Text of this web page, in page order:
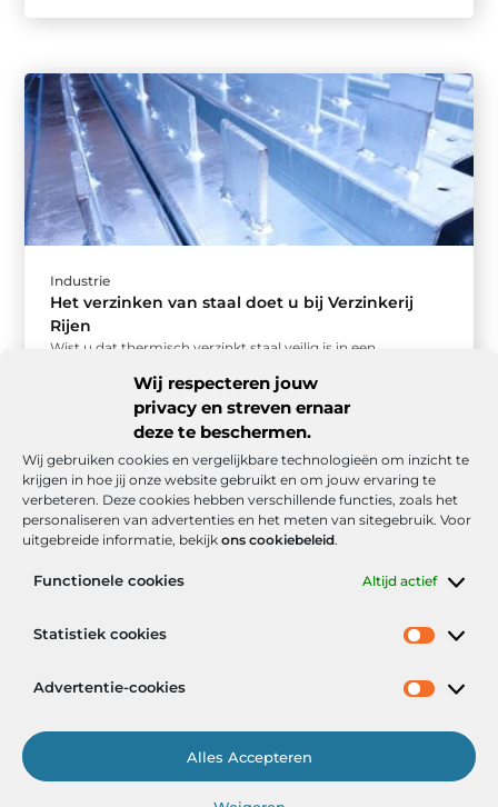
Wij respecteren jouw
privacy en streven ernaar
deze te beschermen.
Wij gebruiken cookies en vergelijkbare technologieën om inzicht te
krijgen in hoe jij onze website gebruikt en om jouw ervaring te
verbeteren. Deze cookies hebben verschillende functies, zoals het
personaliseren van advertenties en het meten van sitegebruik. Voor
uitgebreide informatie, bekijk ons cookiebeleid.
Functionele cookies Altijd actief
Statistiek cookies
Advertentie-cookies
Alles Accepteren
Industrie
Het verzinken van staal doet u bij Verzinkerij
Rijen
Wist u dat thermisch verzinkt staal veilig is in een
door zijn constructieve ...
Het Portaal voor Inzichten en Inspiratie
Onze informatie